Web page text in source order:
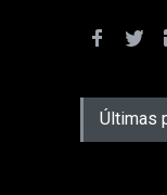
Últimas